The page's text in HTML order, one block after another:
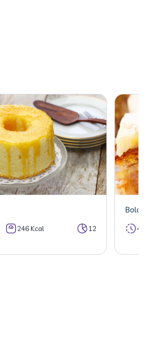
246 Kcal 12
Bolo